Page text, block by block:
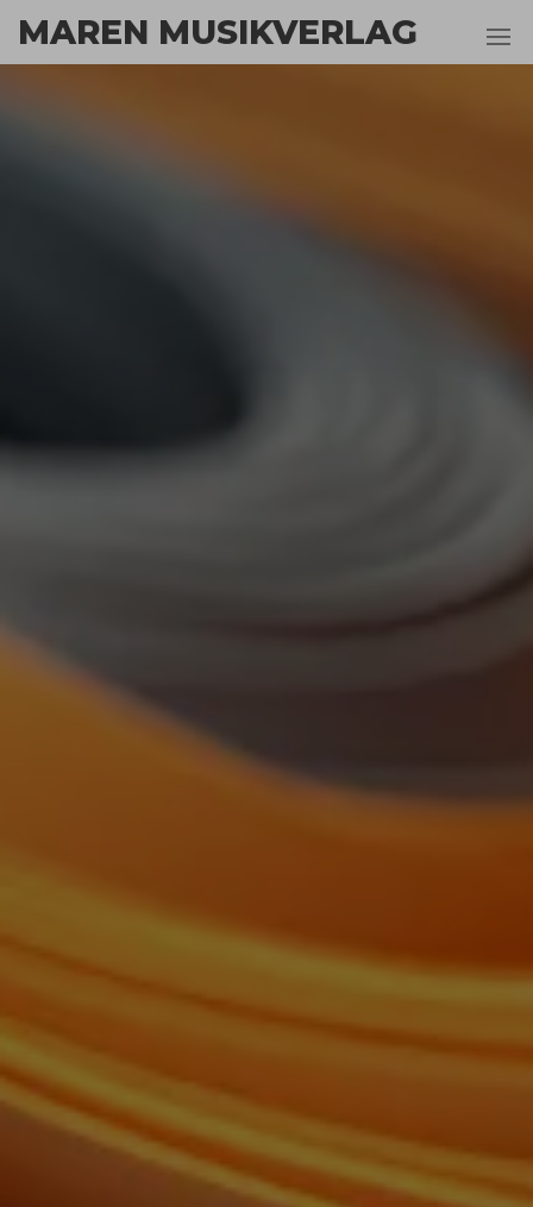
Inhalt
springen
MAREN MUSIKVERLAG